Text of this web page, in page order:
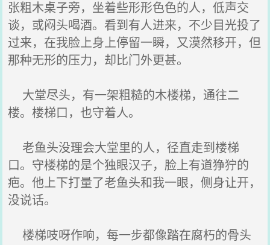
张粗木桌子旁，坐着些形形色色的人，低声交
谈，或闷头喝酒。看到有人进来，不少目光投了
过来，在我脸上身上停留一瞬，又漠然移开，但
那种无形的压力，却比门外更甚。
大堂尽头，有一架粗糙的木楼梯，通往二
楼。楼梯口，也守着人。
老鱼头没理会大堂里的人，径直走到楼梯
口。守楼梯的是个独眼汉子，脸上有道狰狞的
疤。他上下打量了老鱼头和我一眼，侧身让开，
没说话。
楼梯吱呀作响，每一步都像踏在腐朽的骨头